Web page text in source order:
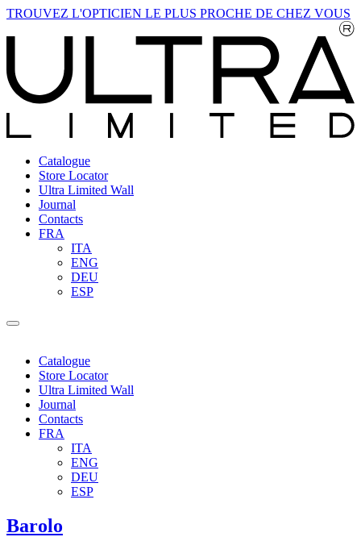
TROUVEZ L'OPTICIEN LE PLUS PROCHE DE CHEZ VOUS
Catalogue
Store Locator
Ultra Limited Wall
Journal
Contacts
FRA
ITA
ENG
DEU
ESP
Catalogue
Store Locator
Ultra Limited Wall
Journal
Contacts
FRA
ITA
ENG
DEU
ESP
Barolo